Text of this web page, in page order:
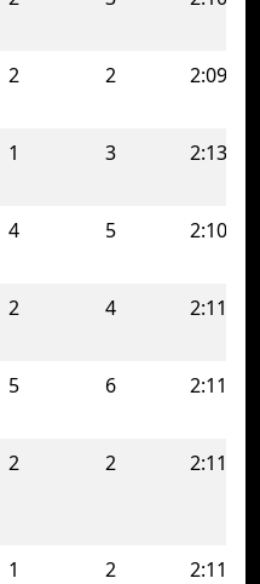
2 2
1 3
4 5
2 4
5 6
2 2
1 2